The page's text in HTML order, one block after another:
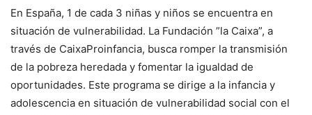
En España, 1 de cada 3 niñas y niños se encuentra en
situación de vulnerabilidad. La Fundación ”la Caixa”, a
través de CaixaProinfancia, busca romper la transmisión
de la pobreza heredada y fomentar la igualdad de
oportunidades. Este programa se dirige a la infancia y
adolescencia en situación de vulnerabilidad social con el